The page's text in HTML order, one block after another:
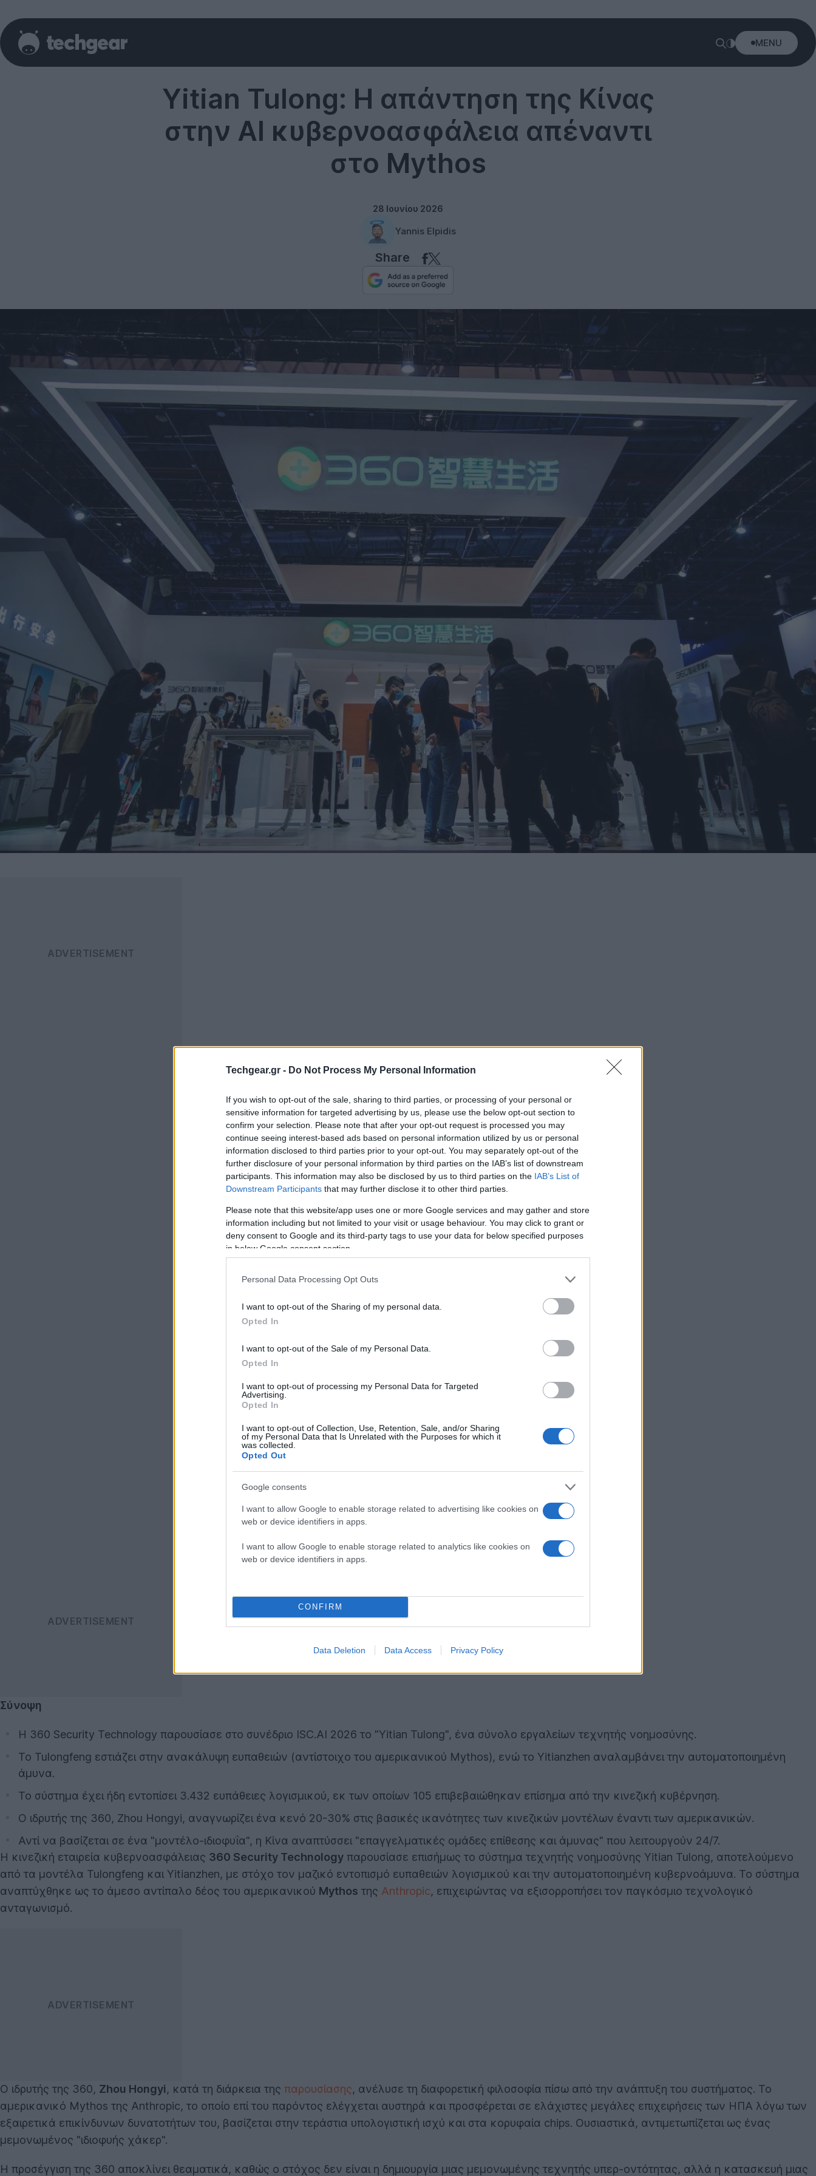
Techgear.gr - Do Not Process My Personal Information
If you wish to opt-out of the sale, sharing to third parties, or processing of your personal or
sensitive information for targeted advertising by us, please use the below opt-out section to
confirm your selection. Please note that after your opt-out request is processed you may
continue seeing interest-based ads based on personal information utilized by us or personal
information disclosed to third parties prior to your opt-out. You may separately opt-out of the
further disclosure of your personal information by third parties on the IAB’s list of downstream
participants. This information may also be disclosed by us to third parties on the IAB’s List of
Downstream Participants that may further disclose it to other third parties.
Please note that this website/app uses one or more Google services and may gather and store
information including but not limited to your visit or usage behaviour. You may click to grant or
deny consent to Google and its third-party tags to use your data for below specified purposes
in below Google consent section.
Personal Data Processing Opt Outs
I want to opt-out of the Sharing of my personal data.
Opted In
I want to opt-out of the Sale of my Personal Data.
Opted In
I want to opt-out of processing my Personal Data for Targeted
Advertising.
Opted In
I want to opt-out of Collection, Use, Retention, Sale, and/or Sharing
of my Personal Data that Is Unrelated with the Purposes for which it
was collected.
Opted Out
Google consents
I want to allow Google to enable storage related to advertising like cookies on
web or device identifiers in apps.
I want to allow Google to enable storage related to analytics like cookies on
web or device identifiers in apps.
CONFIRM
Data Deletion Data Access Privacy Policy
MENU
Yitian Tulong: Η απάντηση της Κίνας
στην AI κυβερνοασφάλεια απέναντι
στο Mythos
28 Ιουνίου 2026
Yannis Elpidis
Share
Σύνοψη
Η 360 Security Technology παρουσίασε στο συνέδριο ISC.AI 2026 το "Yitian Tulong", ένα σύνολο εργαλείων τεχνητής νοημοσύνης.
Το Tulongfeng εστιάζει στην ανακάλυψη ευπαθειών (αντίστοιχο του αμερικανικού Mythos), ενώ το Yitianzhen αναλαμβάνει την αυτοματοποιημένη
άμυνα.
Το σύστημα έχει ήδη εντοπίσει 3.432 ευπάθειες λογισμικού, εκ των οποίων 105 επιβεβαιώθηκαν επίσημα από την κινεζική κυβέρνηση.
Ο ιδρυτής της 360, Zhou Hongyi, αναγνωρίζει ένα κενό 20-30% στις βασικές ικανότητες των κινεζικών μοντέλων έναντι των αμερικανικών.
Αντί να βασίζεται σε ένα "μοντέλο-ιδιοφυΐα", η Κίνα αναπτύσσει "επαγγελματικές ομάδες επίθεσης και άμυνας" που λειτουργούν 24/7.
Η κινεζική εταιρεία κυβερνοασφάλειας 360 Security Technology παρουσίασε επισήμως το σύστημα τεχνητής νοημοσύνης Yitian Tulong, αποτελούμενο
από τα μοντέλα Tulongfeng και Yitianzhen, με στόχο τον μαζικό εντοπισμό ευπαθειών λογισμικού και την αυτοματοποιημένη κυβερνοάμυνα. Το σύστημα
αναπτύχθηκε ως το άμεσο αντίπαλο δέος του αμερικανικού Mythos της Anthropic, επιχειρώντας να εξισορροπήσει τον παγκόσμιο τεχνολογικό
ανταγωνισμό.
Ο ιδρυτής της 360, Zhou Hongyi, κατά τη διάρκεια της παρουσίασης, ανέλυσε τη διαφορετική φιλοσοφία πίσω από την ανάπτυξη του συστήματος. Το
αμερικανικό Mythos της Anthropic, το οποίο επί του παρόντος ελέγχεται αυστηρά και προσφέρεται σε ελάχιστες μεγάλες επιχειρήσεις των ΗΠΑ λόγω των
εξαιρετικά επικίνδυνων δυνατοτήτων του, βασίζεται στην τεράστια υπολογιστική ισχύ και στα κορυφαία chips. Ουσιαστικά, αντιμετωπίζεται ως ένας
μεμονωμένος "ιδιοφυής χάκερ".
Η προσέγγιση της 360 αποκλίνει θεαματικά, καθώς ο στόχος δεν είναι η δημιουργία μιας μεμονωμένης τεχνητής υπερ-οντότητας, αλλά η κατασκευή μιας